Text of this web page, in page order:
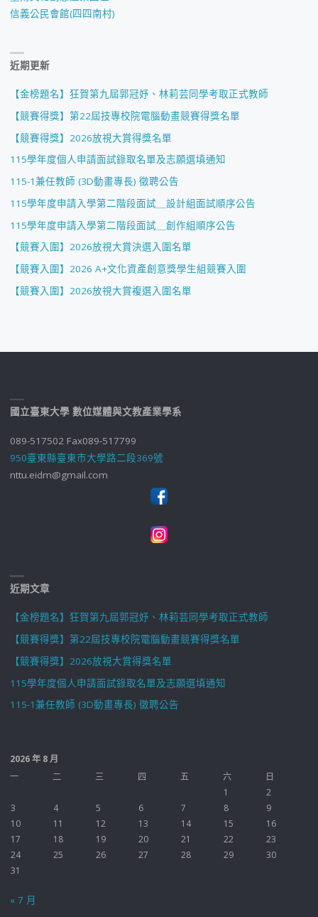
信義公民會館(四四南村)
近期更新
【金榜題名】狂賀第九屆郭冠妤、林莉芸同學考取正式教師
【競賽得獎】第22屆技專校院電腦動畫競賽得獎名單
【競賽得獎】2026放視大賞得獎名單
115學年度個人申請面試錄取名單及志願選填通知
115-1兼任教師 (3D動畫專長) 徵聘公告
115學年度申請入學第二階段面試＿設計組面試順序公告
115學年度申請入學第二階段面試＿創作組順序公告
【競賽入圍】2026放視大賞決選入圍名單
【競賽入圍】2026 A+文化資產創意獎學生組競賽入圍
【競賽入圍】2026放視大賞複選入圍名單
國立臺東大學 數位媒體與文教產業學系
089-517502 Fax089-517799
950臺東縣臺東市大學路二段369號
nttu.eidm@gmail.com
近期文章
【金榜題名】狂賀第九屆郭冠妤、林莉芸同學考取正式教師
【競賽得獎】第22屆技專校院電腦動畫競賽得獎名單
【競賽得獎】2026放視大賞得獎名單
115學年度個人申請面試錄取名單及志願選填通知
115-1兼任教師 (3D動畫專長) 徵聘公告
2026 年 8 月
一
二 三 四 五 六
日
1
2
3
4 5 6 7 8
9
10
11 12 13 14 15
16
17
18 19 20 21 22
23
24
25 26 27 28 29
30
31
« 7 月